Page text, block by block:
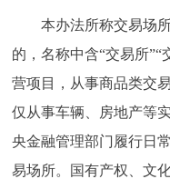
本办法所称交易场所
的，名称中含“交易所”“
营项目，从事商品类交
仅从事车辆、房地产等
央金融管理部门履行日
易场所。国有产权、文